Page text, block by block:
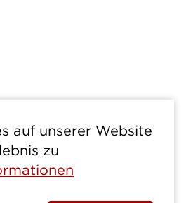
auf unserer Website
zu